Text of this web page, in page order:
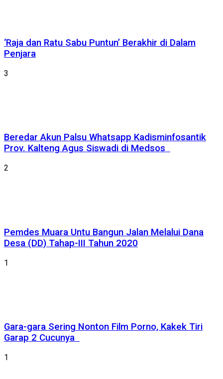
‘Raja dan Ratu Sabu Puntun’ Berakhir di Dalam
Penjara
3
Beredar Akun Palsu Whatsapp Kadisminfosantik
Prov. Kalteng Agus Siswadi di Medsos
2
Pemdes Muara Untu Bangun Jalan Melalui Dana
Desa (DD) Tahap-III Tahun 2020
1
Gara-gara Sering Nonton Film Porno, Kakek Tiri
Garap 2 Cucunya
1